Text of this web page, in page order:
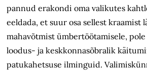
pannud erakondi oma valikutes
eeldada, et suur osa sellest kraamist
mahavõtmist ümber­töötamisele,
loodus- ja keskkonnasõbralik
patukahetsuse ilminguid.